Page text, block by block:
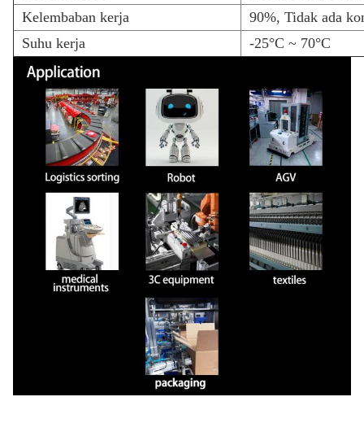
Kelembaban kerja
90%, Tidak ada
Suhu kerja
-25°C ~ 70°C